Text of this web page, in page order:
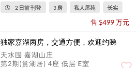
2 日前 刊登 3 房 私人屋苑 长实
售 $499 万元
独家嘉湖两房，交通方便，欢迎约睇
天水围 嘉湖山庄
第2期(赏湖居) 4座 低层 E室